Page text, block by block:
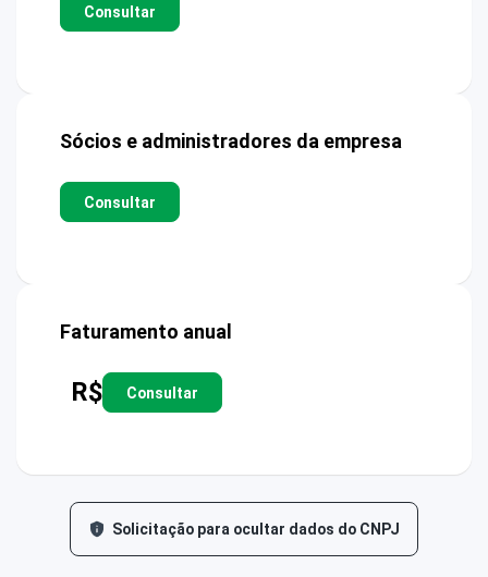
Consultar
Sócios e administradores da empresa
Consultar
Faturamento anual
R$ Consultar
Solicitação para ocultar dados do CNPJ